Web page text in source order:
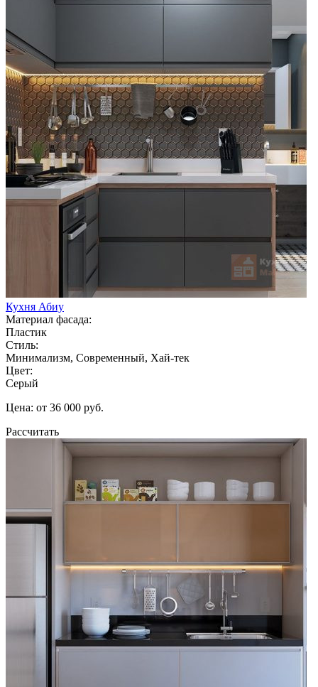
Кухня Абиу
Материал фасада:
Пластик
Стиль:
Минимализм, Современный, Хай-тек
Цвет:
Серый
Цена: от 36 000 руб.
Рассчитать